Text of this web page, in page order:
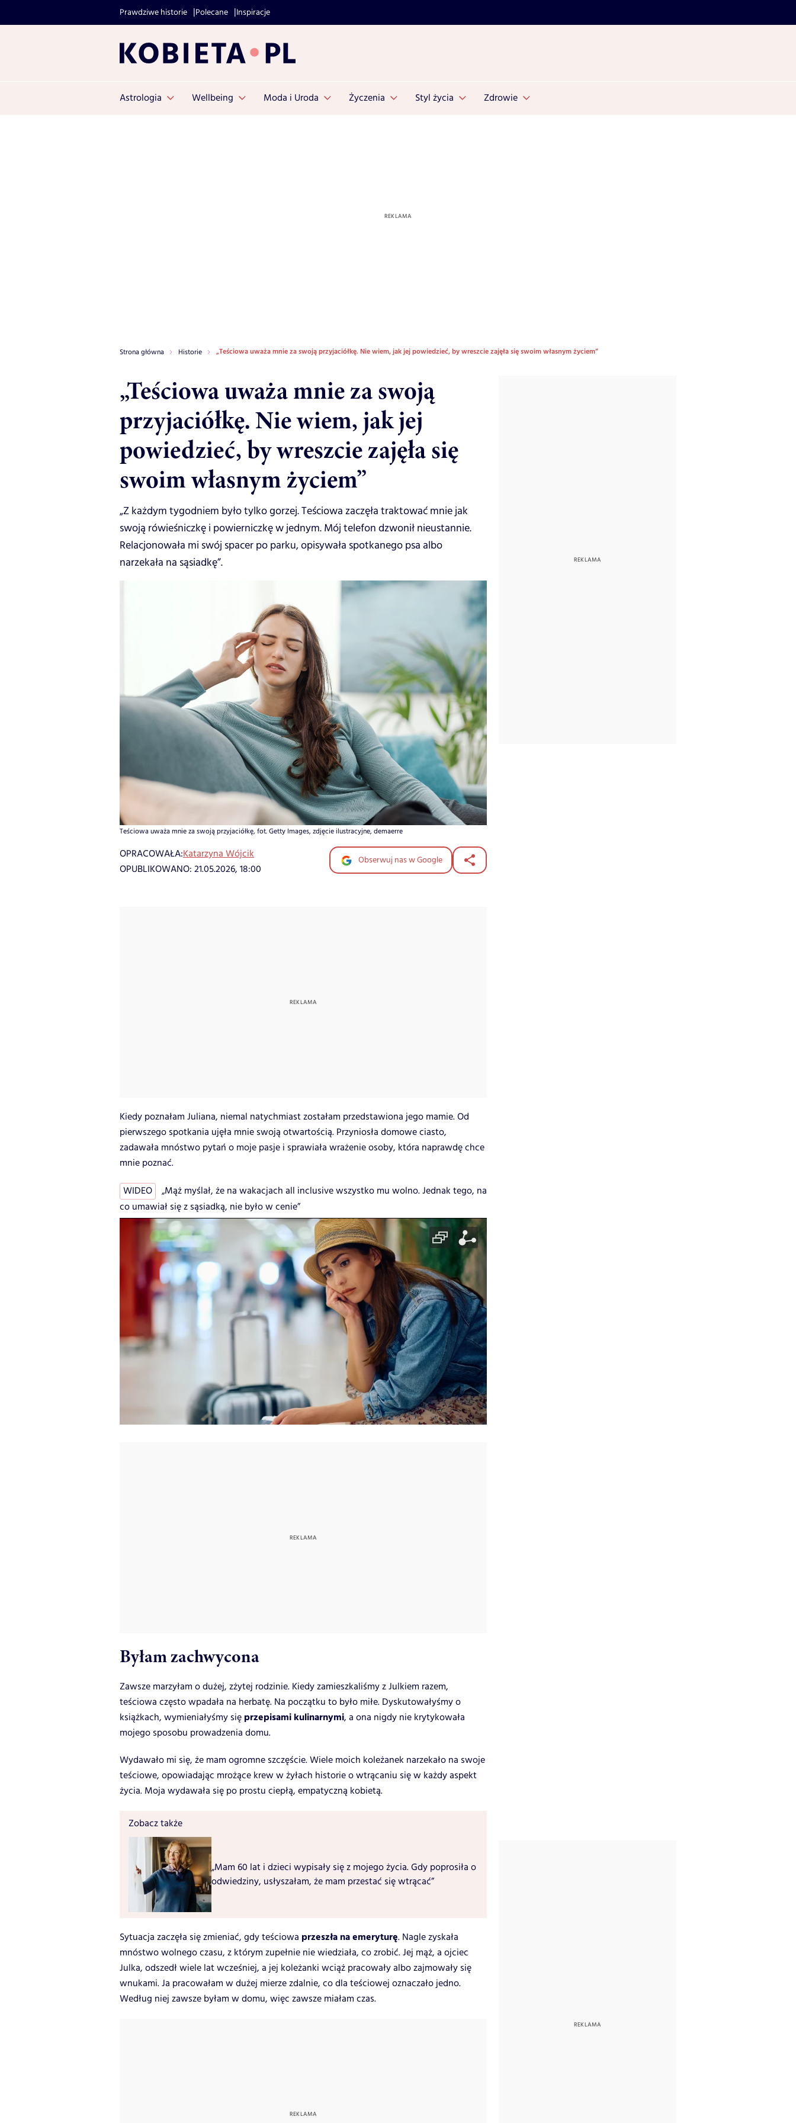
Prawdziwe historie Polecane Inspiracje
Astrologia Wellbeing Moda i Uroda Życzenia Styl życia Zdrowie
Strona główna Historie „Teściowa uważa mnie za swoją przyjaciółkę. Nie wiem, jak jej powiedzieć, by wreszcie zajęła się swoim własnym życiem”
„Teściowa uważa mnie za swoją
przyjaciółkę. Nie wiem, jak jej
powiedzieć, by wreszcie zajęła się
swoim własnym życiem”
„Z każdym tygodniem było tylko gorzej. Teściowa zaczęła traktować mnie jak
swoją rówieśniczkę i powierniczkę w jednym. Mój telefon dzwonił nieustannie.
Relacjonowała mi swój spacer po parku, opisywała spotkanego psa albo
narzekała na sąsiadkę”.
Teściowa uważa mnie za swoją przyjaciółkę, fot. Getty Images, zdjęcie ilustracyjne, demaerre
OPRACOWAŁA:Katarzyna Wójcik
OPUBLIKOWANO: 21.05.2026, 18:00
Obserwuj nas w Google
Kiedy poznałam Juliana, niemal natychmiast zostałam przedstawiona jego mamie. Od
pierwszego spotkania ujęła mnie swoją otwartością. Przyniosła domowe ciasto,
zadawała mnóstwo pytań o moje pasje i sprawiała wrażenie osoby, która naprawdę chce
mnie poznać.
WIDEO
„Mąż myślał, że na wakacjach all inclusive wszystko mu wolno. Jednak tego, na
co umawiał się z sąsiadką, nie było w cenie”
Byłam zachwycona
Zawsze marzyłam o dużej, zżytej rodzinie. Kiedy zamieszkaliśmy z Julkiem razem,
teściowa często wpadała na herbatę. Na początku to było miłe. Dyskutowałyśmy o
książkach, wymieniałyśmy się przepisami kulinarnymi, a ona nigdy nie krytykowała
mojego sposobu prowadzenia domu.
Wydawało mi się, że mam ogromne szczęście. Wiele moich koleżanek narzekało na swoje
teściowe, opowiadając mrożące krew w żyłach historie o wtrącaniu się w każdy aspekt
życia. Moja wydawała się po prostu ciepłą, empatyczną kobietą.
Zobacz także
„Mam 60 lat i dzieci wypisały się z mojego życia. Gdy poprosiła o
odwiedziny, usłyszałam, że mam przestać się wtrącać”
Sytuacja zaczęła się zmieniać, gdy teściowa przeszła na emeryturę. Nagle zyskała
mnóstwo wolnego czasu, z którym zupełnie nie wiedziała, co zrobić. Jej mąż, a ojciec
Julka, odszedł wiele lat wcześniej, a jej koleżanki wciąż pracowały albo zajmowały się
wnukami. Ja pracowałam w dużej mierze zdalnie, co dla teściowej oznaczało jedno.
Według niej zawsze byłam w domu, więc zawsze miałam czas.